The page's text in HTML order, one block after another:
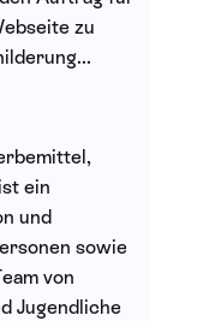
zu
ein
und
sowie
von
Jugendliche